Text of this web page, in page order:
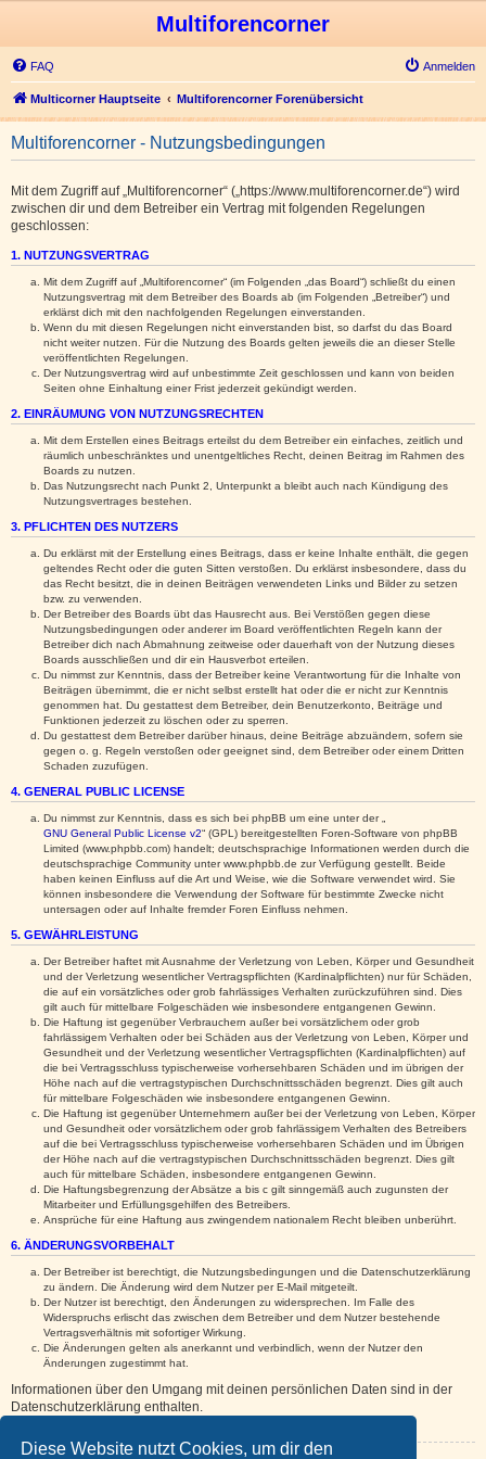
Diese Website nutzt Cookies, um dir den
Multiforencorner
FAQ Anmelden
Multicorner Hauptseite Multiforencorner Forenübersicht
Multiforencorner - Nutzungsbedingungen
Mit dem Zugriff auf „Multiforencorner“ („https://www.multiforencorner.de“) wird
zwischen dir und dem Betreiber ein Vertrag mit folgenden Regelungen
geschlossen:
1. NUTZUNGSVERTRAG
Mit dem Zugriff auf „Multiforencorner“ (im Folgenden „das Board“) schließt du einen
Nutzungsvertrag mit dem Betreiber des Boards ab (im Folgenden „Betreiber“) und
erklärst dich mit den nachfolgenden Regelungen einverstanden.
Wenn du mit diesen Regelungen nicht einverstanden bist, so darfst du das Board
nicht weiter nutzen. Für die Nutzung des Boards gelten jeweils die an dieser Stelle
veröffentlichten Regelungen.
Der Nutzungsvertrag wird auf unbestimmte Zeit geschlossen und kann von beiden
Seiten ohne Einhaltung einer Frist jederzeit gekündigt werden.
2. EINRÄUMUNG VON NUTZUNGSRECHTEN
Mit dem Erstellen eines Beitrags erteilst du dem Betreiber ein einfaches, zeitlich und
räumlich unbeschränktes und unentgeltliches Recht, deinen Beitrag im Rahmen des
Boards zu nutzen.
Das Nutzungsrecht nach Punkt 2, Unterpunkt a bleibt auch nach Kündigung des
Nutzungsvertrages bestehen.
3. PFLICHTEN DES NUTZERS
Du erklärst mit der Erstellung eines Beitrags, dass er keine Inhalte enthält, die gegen
geltendes Recht oder die guten Sitten verstoßen. Du erklärst insbesondere, dass du
das Recht besitzt, die in deinen Beiträgen verwendeten Links und Bilder zu setzen
bzw. zu verwenden.
Der Betreiber des Boards übt das Hausrecht aus. Bei Verstößen gegen diese
Nutzungsbedingungen oder anderer im Board veröffentlichten Regeln kann der
Betreiber dich nach Abmahnung zeitweise oder dauerhaft von der Nutzung dieses
Boards ausschließen und dir ein Hausverbot erteilen.
Du nimmst zur Kenntnis, dass der Betreiber keine Verantwortung für die Inhalte von
Beiträgen übernimmt, die er nicht selbst erstellt hat oder die er nicht zur Kenntnis
genommen hat. Du gestattest dem Betreiber, dein Benutzerkonto, Beiträge und
Funktionen jederzeit zu löschen oder zu sperren.
Du gestattest dem Betreiber darüber hinaus, deine Beiträge abzuändern, sofern sie
gegen o. g. Regeln verstoßen oder geeignet sind, dem Betreiber oder einem Dritten
Schaden zuzufügen.
4. GENERAL PUBLIC LICENSE
Du nimmst zur Kenntnis, dass es sich bei phpBB um eine unter der „
GNU General Public License v2“ (GPL) bereitgestellten Foren-Software von phpBB
Limited (www.phpbb.com) handelt; deutschsprachige Informationen werden durch die
deutschsprachige Community unter www.phpbb.de zur Verfügung gestellt. Beide
haben keinen Einfluss auf die Art und Weise, wie die Software verwendet wird. Sie
können insbesondere die Verwendung der Software für bestimmte Zwecke nicht
untersagen oder auf Inhalte fremder Foren Einfluss nehmen.
5. GEWÄHRLEISTUNG
Der Betreiber haftet mit Ausnahme der Verletzung von Leben, Körper und Gesundheit
und der Verletzung wesentlicher Vertragspflichten (Kardinalpflichten) nur für Schäden,
die auf ein vorsätzliches oder grob fahrlässiges Verhalten zurückzuführen sind. Dies
gilt auch für mittelbare Folgeschäden wie insbesondere entgangenen Gewinn.
Die Haftung ist gegenüber Verbrauchern außer bei vorsätzlichem oder grob
fahrlässigem Verhalten oder bei Schäden aus der Verletzung von Leben, Körper und
Gesundheit und der Verletzung wesentlicher Vertragspflichten (Kardinalpflichten) auf
die bei Vertragsschluss typischerweise vorhersehbaren Schäden und im übrigen der
Höhe nach auf die vertragstypischen Durchschnittsschäden begrenzt. Dies gilt auch
für mittelbare Folgeschäden wie insbesondere entgangenen Gewinn.
Die Haftung ist gegenüber Unternehmern außer bei der Verletzung von Leben, Körper
und Gesundheit oder vorsätzlichem oder grob fahrlässigem Verhalten des Betreibers
auf die bei Vertragsschluss typischerweise vorhersehbaren Schäden und im Übrigen
der Höhe nach auf die vertragstypischen Durchschnittsschäden begrenzt. Dies gilt
auch für mittelbare Schäden, insbesondere entgangenen Gewinn.
Die Haftungsbegrenzung der Absätze a bis c gilt sinngemäß auch zugunsten der
Mitarbeiter und Erfüllungsgehilfen des Betreibers.
Ansprüche für eine Haftung aus zwingendem nationalem Recht bleiben unberührt.
6. ÄNDERUNGSVORBEHALT
Der Betreiber ist berechtigt, die Nutzungsbedingungen und die Datenschutzerklärung
zu ändern. Die Änderung wird dem Nutzer per E-Mail mitgeteilt.
Der Nutzer ist berechtigt, den Änderungen zu widersprechen. Im Falle des
Widerspruchs erlischt das zwischen dem Betreiber und dem Nutzer bestehende
Vertragsverhältnis mit sofortiger Wirkung.
Die Änderungen gelten als anerkannt und verbindlich, wenn der Nutzer den
Änderungen zugestimmt hat.
Informationen über den Umgang mit deinen persönlichen Daten sind in der
Datenschutzerklärung enthalten.